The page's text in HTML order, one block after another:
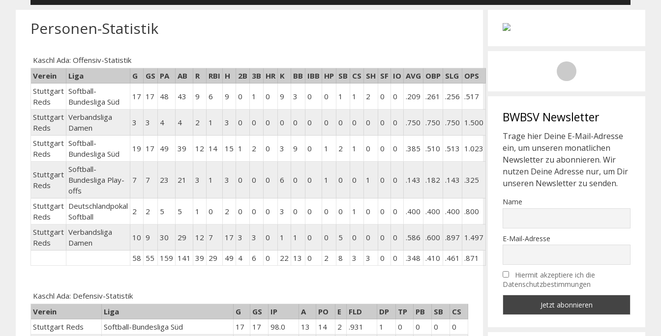
Personen-Statistik
Kaschl Ada: Offensiv-Statistik
Verein
Liga G GS PA AB R RBI H 2B 3B HR K BB IBB HP SB CS SH SF IO AVG OBP SLG
OPS
Stuttgart
Reds
Softball-
Bundesliga Süd
17 17 48 43 9 6 9 0 1 0 9 3 0 0 1 1 2 0 0 .209 .261 .256 .517
Stuttgart
Reds
Verbandsliga
Damen
3 3 4 4 2 1 3 0 0 0 0 0 0 0 0 0 0 0 0 .750 .750 .750 1.500
Stuttgart
Reds
Softball-
Bundesliga Süd
19 17 49 39 12 14 15 1 2 0 3 9 0 1 2 1 0 0 0 .385 .510 .513 1.023
Stuttgart
Reds
Softball-
Bundesliga Play-
offs
7 7 23 21 3 1 3 0 0 0 6 0 0 1 0 0 1 0 0 .143 .182 .143 .325
Stuttgart
Reds
Deutschlandpokal
Softball
2 2 5 5 1 0 2 0 0 0 3 0 0 0 0 1 0 0 0 .400 .400 .400 .800
Stuttgart
Reds
Verbandsliga
Damen
10 9 30 29 12 7 17 3 3 0 1 1 0 0 5 0 0 0 0 .586 .600 .897 1.497
58 55 159 141 39 29 49 4 6 0 22 13 0 2 8 3 3 0 0 .348 .410 .461 .871
Kaschl Ada: Defensiv-Statistik
Verein
Liga G GS IP A PO E FLD DP TP PB SB
CS
Stuttgart Reds
Softball-Bundesliga Süd 17 17 98.0 13 14 2 .931 1 0 0 0
0
BWBSV Newsletter
Trage hier Deine E-Mail-Adresse
ein, um unseren monatlichen
Newsletter zu abonnieren. Wir
nutzen Deine Adresse nur, um Dir
unseren Newsletter zu senden.
Name
E-Mail-Adresse
Hiermit akzeptiere ich die
Datenschutzbestimmungen